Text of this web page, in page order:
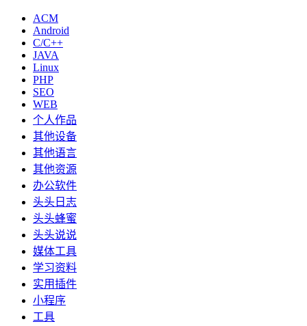
ACM
Android
C/C++
JAVA
Linux
PHP
SEO
WEB
个人作品
其他设备
其他语言
其他资源
办公软件
头头日志
头头蜂蜜
头头说说
媒体工具
学习资料
实用插件
小程序
工具